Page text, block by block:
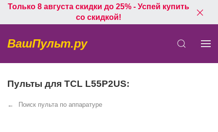
Только 8 августа скидки до 25% - Успей купить
со скидкой!
ВашПульт.ру
Пульты для TCL L55P2US:
Поиск пульта по аппаратуре